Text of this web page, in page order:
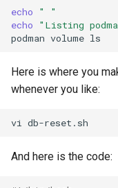
echo
" "
echo
"Listing
podman volume
Here is where you
whenever you like:
vi
And here is the code: